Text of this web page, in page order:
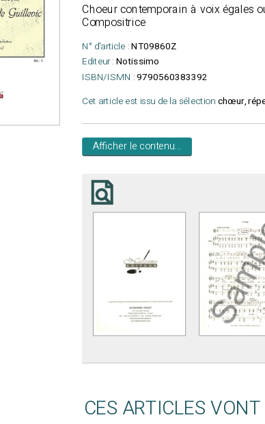
Choeur contemporain à voix égales
Compositrice
N° d'article :NT09860Z
Editeur : Notissimo
ISBN/ISMN :9790560383392
Cet article est issu de la sélection chœur,
Afficher le contenu...
CES ARTICLES